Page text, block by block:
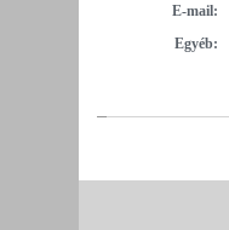
E-mail:
Egyéb: